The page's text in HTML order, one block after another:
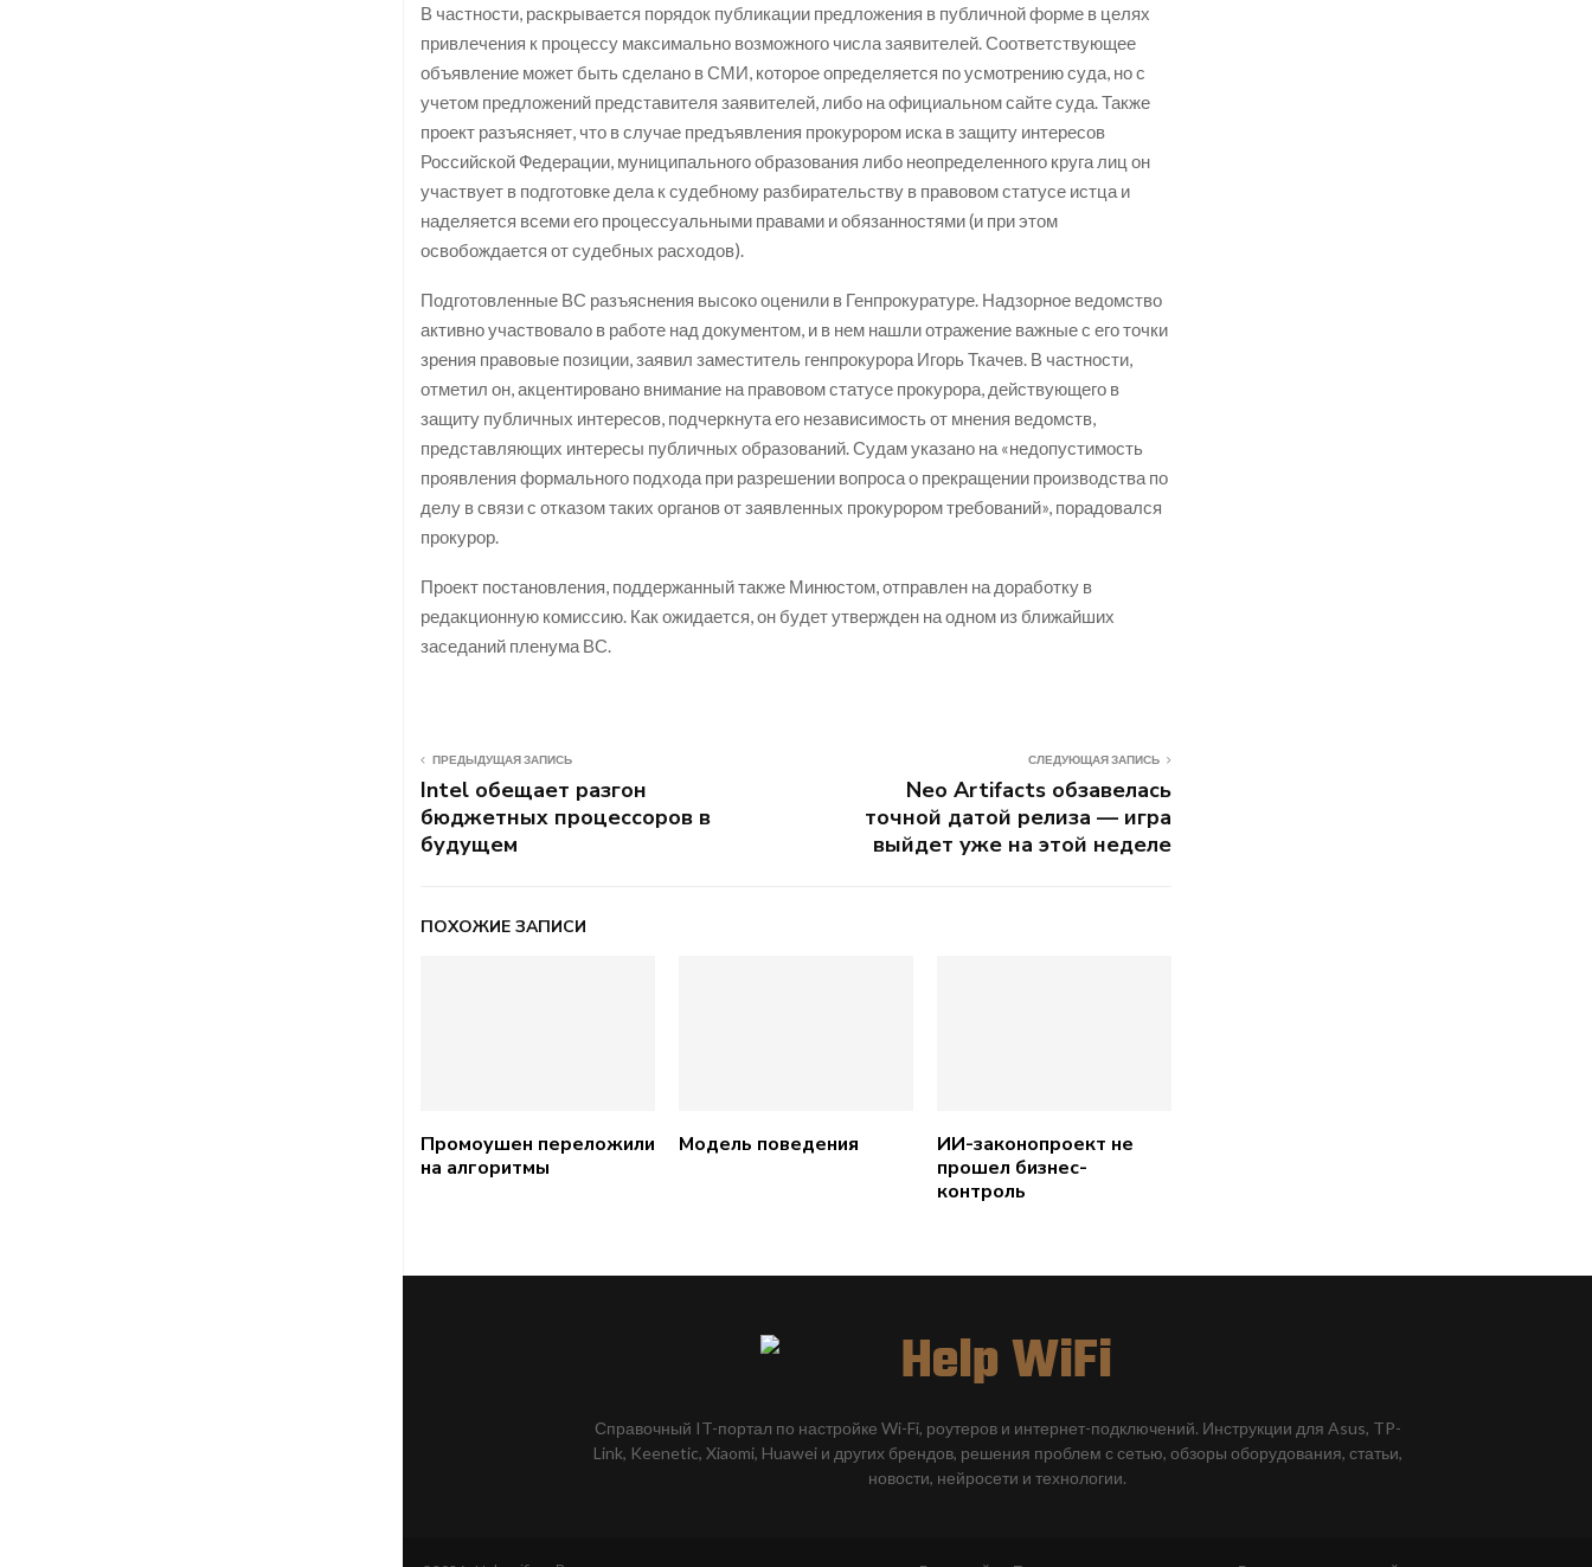
В частности, раскрывается порядок публикации предложения в публичной форме в целях
привлечения к процессу максимально возможного числа заявителей. Соответствующее
объявление может быть сделано в СМИ, которое определяется по усмотрению суда, но с
учетом предложений представителя заявителей, либо на официальном сайте суда. Также
проект разъясняет, что в случае предъявления прокурором иска в защиту интересов
Российской Федерации, муниципального образования либо неопределенного круга лиц он
участвует в подготовке дела к судебному разбирательству в правовом статусе истца и
наделяется всеми его процессуальными правами и обязанностями (и при этом
освобождается от судебных расходов).
Подготовленные ВС разъяснения высоко оценили в Генпрокуратуре. Надзорное ведомство
активно участвовало в работе над документом, и в нем нашли отражение важные с его точки
зрения правовые позиции, заявил заместитель генпрокурора Игорь Ткачев. В частности,
отметил он, акцентировано внимание на правовом статусе прокурора, действующего в
защиту публичных интересов, подчеркнута его независимость от мнения ведомств,
представляющих интересы публичных образований. Судам указано на «недопустимость
проявления формального подхода при разрешении вопроса о прекращении производства по
делу в связи с отказом таких органов от заявленных прокурором требований», порадовался
прокурор.
Проект постановления, поддержанный также Минюстом, отправлен на доработку в
редакционную комиссию. Как ожидается, он будет утвержден на одном из ближайших
заседаний пленума ВС.
ПРЕДЫДУЩАЯ ЗАПИСЬ
Intel обещает разгон
бюджетных процессоров в
будущем
СЛЕДУЮЩАЯ ЗАПИСЬ
Neo Artifacts обзавелась
точной датой релиза — игра
выйдет уже на этой неделе
ПОХОЖИЕ ЗАПИСИ
Промоушен переложили
на алгоритмы
Модель поведения
ИИ-законопроект не
прошел бизнес-
контроль
Справочный IT-портал по настройке Wi-Fi, роутеров и интернет-подключений. Инструкции для Asus, TP-
Link, Keenetic, Xiaomi, Huawei и других брендов, решения проблем с сетью, обзоры оборудования, статьи,
новости, нейросети и технологии.